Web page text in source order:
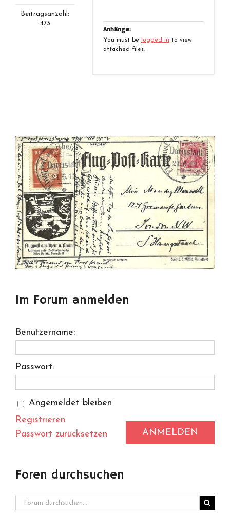
Beitragsanzahl:
473
Anhänge:
You must be logged in to view
attached files.
Im Forum anmelden
Benutzername:
Passwort:
Angemeldet bleiben
ANMELDEN
Registrieren
Passwort zurücksetzen
Foren durchsuchen